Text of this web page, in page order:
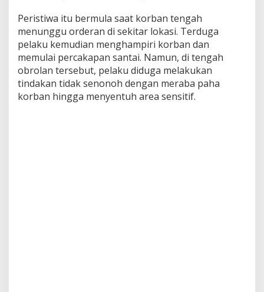
Peristiwa itu bermula saat korban tengah
menunggu orderan di sekitar lokasi. Terduga
pelaku kemudian menghampiri korban dan
memulai percakapan santai. Namun, di tengah
obrolan tersebut, pelaku diduga melakukan
tindakan tidak senonoh dengan meraba paha
korban hingga menyentuh area sensitif.